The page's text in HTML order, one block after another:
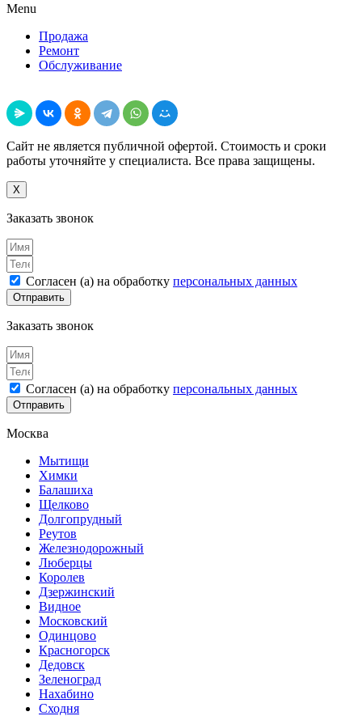
Menu
Продажа
Ремонт
Обслуживание
Сайт не является публичной офертой. Стоимость и сроки
работы уточняйте у специалиста. Все права защищены.
X
Заказать звонок
Согласен (а) на обработку персональных данных
Отправить
Заказать звонок
Согласен (а) на обработку персональных данных
Отправить
Москва
Мытищи
Химки
Балашиха
Щелково
Долгопрудный
Реутов
Железнодорожный
Люберцы
Королев
Дзержинский
Видное
Московский
Одинцово
Красногорск
Дедовск
Зеленоград
Нахабино
Сходня